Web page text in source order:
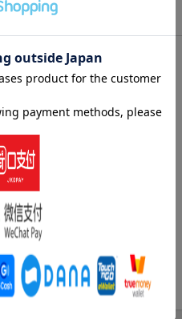
（ソロ）|オムニバス曲集
で華やかな曲が盛りだくさん!
け発表会曲集シリーズが登
から最近人気の曲まで）”、“デ
ブリを弾きたい”、“クラシック
、“定番のJ-POPを弾きた
きたい”の7つテーマから人気曲